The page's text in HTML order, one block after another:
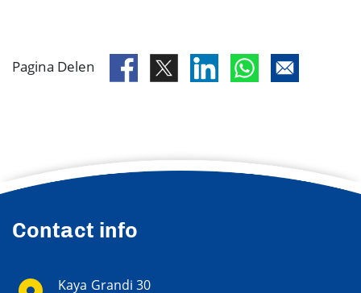
Pagina Delen
Contact info
Kaya Grandi 30